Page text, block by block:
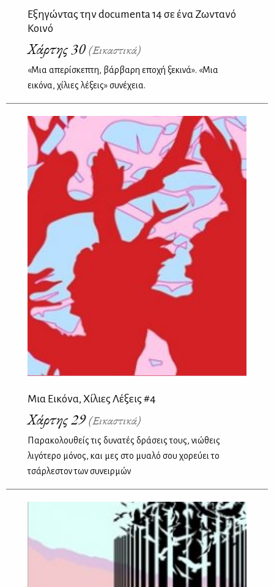
Εξηγώντας την documenta 14 σε ένα Ζωντανό
Κοινό
Χάρτης 30(Εικαστικά)
«Μια απερίσκεπτη, βάρβαρη εποχή ξεκινά». «Μια
εικόνα, χίλιες λέξεις» συνέχεια.
Μια Εικόνα, Χίλιες Λέξεις #4
Χάρτης 29(Εικαστικά)
Παρακολουθείς τις δυνατές δράσεις τους, νιώθεις
λιγότερο μόνος, και μες στο μυαλό σου χορεύει το
τσάρλεστον των συνειρμών